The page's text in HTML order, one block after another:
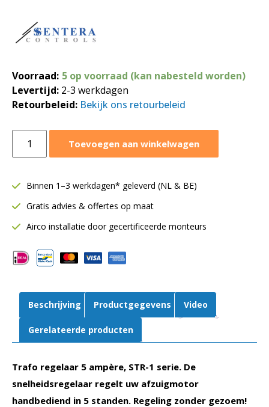
Voorraad: 5 op voorraad (kan nabesteld worden)
Levertijd: 2-3 werkdagen
Retourbeleid: Bekijk ons retourbeleid
regelaar
standen
5
ampère
STR-
1-
aantal
Toevoegen aan winkelwagen
Binnen 1–3 werkdagen* geleverd (NL & BE)
Gratis advies & offertes op maat
Airco installatie door gecertificeerde monteurs
Beschrijving Productgegevens Video
Gerelateerde producten
Trafo regelaar 5 ampère, STR-1 serie. De
snelheidsregelaar regelt uw afzuigmotor
handbediend in 5 standen. Regeling zonder gezoem!